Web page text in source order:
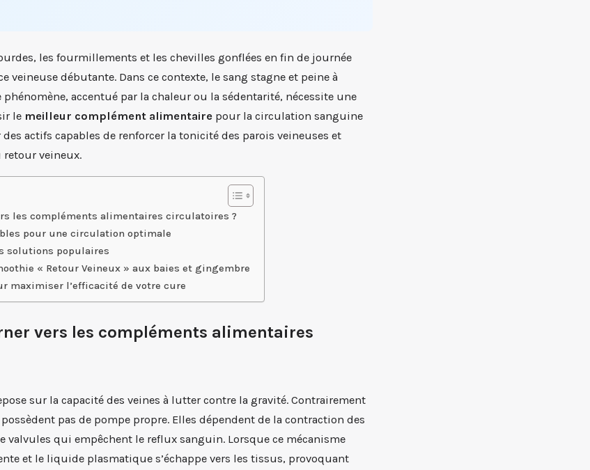
les fourmillements et les chevilles gonflées en fin de journée
veineuse débutante. Dans ce contexte, le sang stagne et peine à
accentué par la chaleur ou la sédentarité, nécessite une
le meilleur complément alimentaire pour la circulation sanguine
actifs capables de renforcer la tonicité des parois veineuses et
veineux.
les compléments alimentaires circulatoires ?
pour une circulation optimale
solutions populaires
« Retour Veineux » aux baies et gingembre
maximiser l’efficacité de votre cure
vers les compléments alimentaires
sur la capacité des veines à lutter contre la gravité. Contrairement
pas de pompe propre. Elles dépendent de la contraction des
valvules qui empêchent le reflux sanguin. Lorsque ce mécanisme
et le liquide plasmatique s’échappe vers les tissus, provoquant